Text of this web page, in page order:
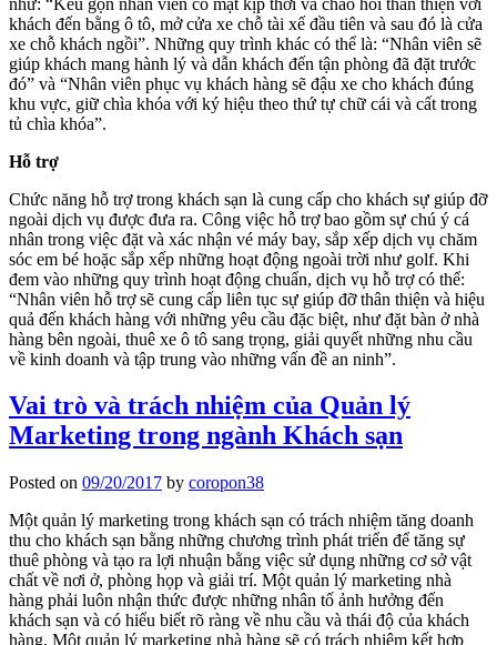
khách đến bằng ô tô, mở cửa xe chỗ tài xế đầu tiên và sau đó là cửa
xe chỗ khách ngồi”. Những quy trình khác có thể là: “Nhân viên sẽ
giúp khách mang hành lý và dẫn khách đến tận phòng đã đặt trước
đó” và “Nhân viên phục vụ khách hàng sẽ đậu xe cho khách đúng
khu vực, giữ chìa khóa với ký hiệu theo thứ tự chữ cái và cất trong
tủ chìa khóa”.
Hỗ trợ
Chức năng hỗ trợ trong khách sạn là cung cấp cho khách sự giúp đỡ
ngoài dịch vụ được đưa ra. Công việc hỗ trợ bao gồm sự chú ý cá
nhân trong việc đặt và xác nhận vé máy bay, sắp xếp dịch vụ chăm
sóc em bé hoặc sắp xếp những hoạt động ngoài trời như golf. Khi
đem vào những quy trình hoạt động chuẩn, dịch vụ hỗ trợ có thể:
“Nhân viên hỗ trợ sẽ cung cấp liên tục sự giúp đỡ thân thiện và hiệu
quả đến khách hàng với những yêu cầu đặc biệt, như đặt bàn ở nhà
hàng bên ngoài, thuê xe ô tô sang trọng, giải quyết những nhu cầu
về kinh doanh và tập trung vào những vấn đề an ninh”.
Vai trò và trách nhiệm của Quản lý
Marketing trong ngành Khách sạn
Posted on 09/20/2017 by coropon38
Một quản lý marketing trong khách sạn có trách nhiệm tăng doanh
thu cho khách sạn bằng những chương trình phát triển để tăng sự
thuê phòng và tạo ra lợi nhuận bằng việc sử dụng những cơ sở vật
chất về nơi ở, phòng họp và giải trí. Một quản lý marketing nhà
hàng phải luôn nhận thức được những nhân tố ảnh hưởng đến
khách sạn và có hiểu biết rõ ràng về nhu cầu và thái độ của khách
hàng. Một quản lý marketing nhà hàng sẽ có trách nhiệm kết hợp